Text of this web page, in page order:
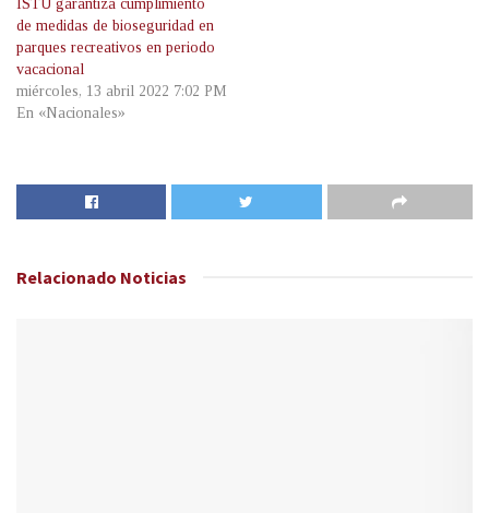
ISTU garantiza cumplimiento
de medidas de bioseguridad en
parques recreativos en periodo
vacacional
miércoles, 13 abril 2022 7:02 PM
En «Nacionales»
Relacionado Noticias